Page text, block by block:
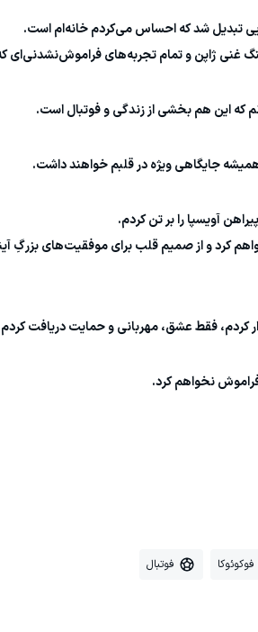
تبدیل شد که احساس می‌کردم خانه‌ام است.
غنی ژاپن و تمام تجربه‌های
که این هم بخشی از زندگی و فوتبال است.
همیشه جایگاهی ویژه در قلبم خواهند داشت.
آویسپا را بر تن کردم.
کرد و از صمیم قلب برای موفقیت‌های بزرگِ
کردم، فقط عشق، مهربانی و حمایت دریافت
نخواهم کرد.
فوتبال